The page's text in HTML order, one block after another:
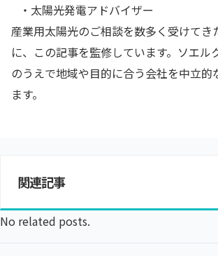
・太陽光発電アドバイザー
産業用太陽光のご相談を数多く受けてき
に、この記事を監修しています。ソエル
のうえで地域や目的に合う会社を中立的
ます。
関連記事
No related posts.